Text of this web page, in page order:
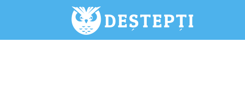
Deștepți.ro